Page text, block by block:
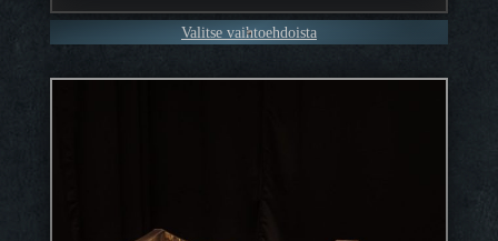
–
1499,90 €
Valitse vaihtoehdoista